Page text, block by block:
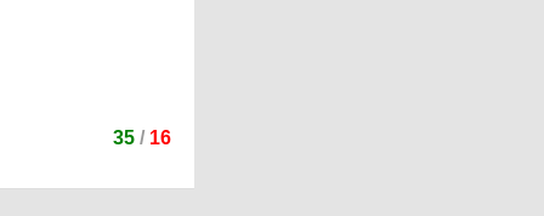
35/ 16